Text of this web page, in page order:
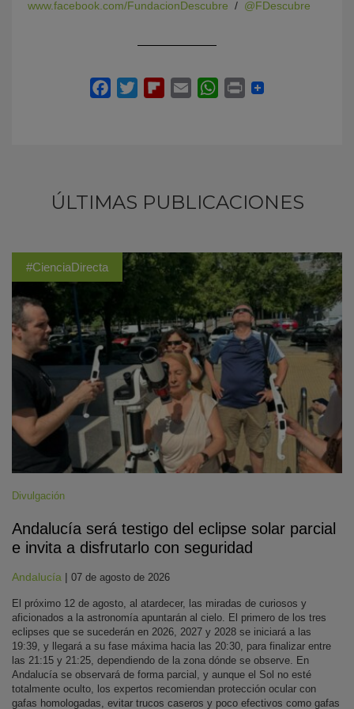
www.facebook.com/FundacionDescubre / @FDescubre
ÚLTIMAS PUBLICACIONES
#CienciaDirecta
Divulgación
Andalucía será testigo del eclipse solar parcial
e invita a disfrutarlo con seguridad
Andalucía | 07 de agosto de 2026
El próximo 12 de agosto, al atardecer, las miradas de curiosos y
aficionados a la astronomía apuntarán al cielo. El primero de los tres
eclipses que se sucederán en 2026, 2027 y 2028 se iniciará a las
19:39, y llegará a su fase máxima hacia las 20:30, para finalizar entre
las 21:15 y 21:25, dependiendo de la zona dónde se observe. En
Andalucía se observará de forma parcial, y aunque el Sol no esté
totalmente oculto, los expertos recomiendan protección ocular con
gafas homologadas, evitar trucos caseros y poco efectivos como gafas